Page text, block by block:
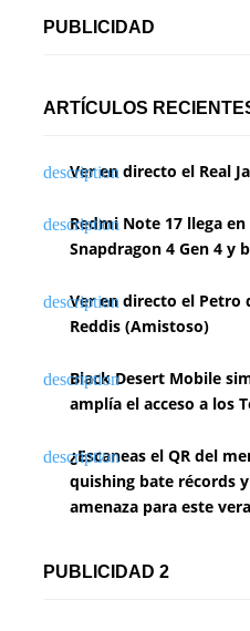
PUBLICIDAD
ARTÍCULOS
Ver en directo el Real
Redmi Note 17 llega
Snapdragon 4 Gen 4 y
Ver en directo el Petro
Reddis (Amistoso)
Black Desert Mobile
amplía el acceso a los
¿Escaneas el QR del
quishing bate récords
amenaza para este
PUBLICIDAD 2